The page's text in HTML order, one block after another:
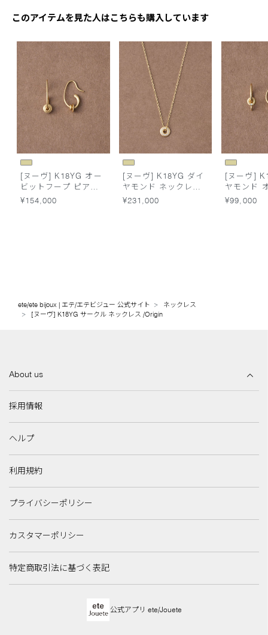
このアイテムを見た人はこちらも購入しています
[ヌーヴ] K18YG オー
ビットフープ ピアス
/Origin
¥154,000
[ヌーヴ] K18YG ダイ
ヤモンド ネックレス
/Halo
¥231,000
[ヌーヴ]
ヤモンド
フープ ピ
¥99,000
ete/ete bijoux | エテ/エテビジュー 公式サイト
ネックレス
[ヌーヴ] K18YG サークル ネックレス /Origin
About us
採用情報
ヘルプ
利用規約
プライバシーポリシー
カスタマーポリシー
特定商取引法に基づく表記
公式アプリ ete/Jouete